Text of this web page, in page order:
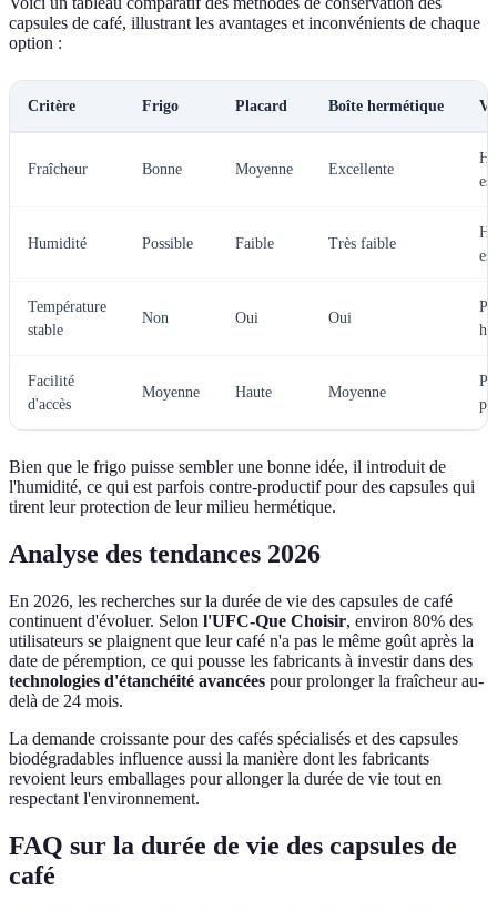
capsules de café, illustrant les avantages et inconvénients de chaque
option :
Critère Frigo Placard Boîte hermétique
Fraîcheur Bonne Moyenne Excellente
Humidité Possible Faible Très faible
Température
stable
Non Oui Oui
Facilité
d'accès
Moyenne Haute Moyenne
Bien que le frigo puisse sembler une bonne idée, il introduit de
l'humidité, ce qui est parfois contre-productif pour des capsules qui
tirent leur protection de leur milieu hermétique.
Analyse des tendances 2026
En 2026, les recherches sur la durée de vie des capsules de café
continuent d'évoluer. Selon l'UFC-Que Choisir, environ 80% des
utilisateurs se plaignent que leur café n'a pas le même goût après la
date de péremption, ce qui pousse les fabricants à investir dans des
technologies d'étanchéité avancées pour prolonger la fraîcheur au-
delà de 24 mois.
La demande croissante pour des cafés spécialisés et des capsules
biodégradables influence aussi la manière dont les fabricants
revoient leurs emballages pour allonger la durée de vie tout en
respectant l'environnement.
FAQ sur la durée de vie des capsules de
café